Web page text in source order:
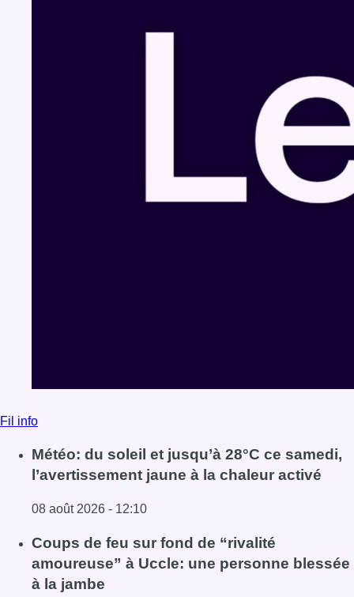
Fil info
Météo: du soleil et jusqu’à 28°C ce samedi,
l’avertissement jaune à la chaleur activé
08 août 2026 - 12:10
Lire l'article Météo: du soleil et jusqu’à 28°C ce samedi,
Coups de feu sur fond de “rivalité
amoureuse” à Uccle: une personne blessée
à la jambe